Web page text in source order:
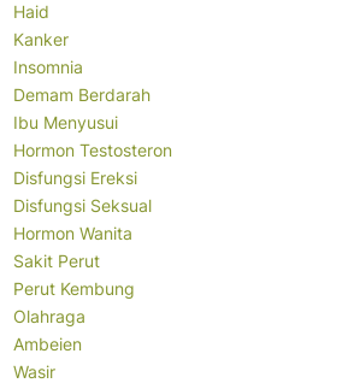
Haid
Kanker
Insomnia
Demam Berdarah
Ibu Menyusui
Hormon Testosteron
Disfungsi Ereksi
Disfungsi Seksual
Hormon Wanita
Sakit Perut
Perut Kembung
Olahraga
Ambeien
Wasir